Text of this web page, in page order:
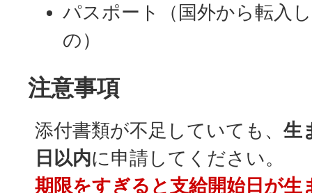
パスポート（国外から転入
の）
注意事項
添付書類が不足していても、 生
日以内に申請してください。
期限をすぎると支給開始日が生